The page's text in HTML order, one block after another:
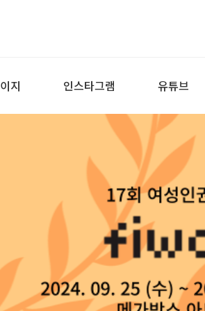
지 인스타그램 유튜브